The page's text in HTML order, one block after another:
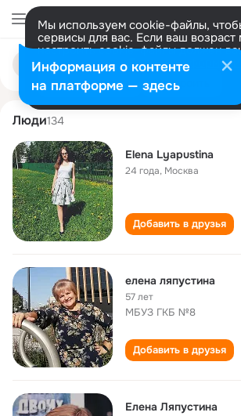
Мы используем cookie-файлы,
сервисы для вас. Если ваш возраст
настроить cookie-файлы должен
представитель. Больше
Разрешить все Настроить
Поиск
людям
elena lyapustina
Люди134
Elena Lyapustina
24 года, Москва
Добавить в друзья
елена ляпустина
57 лет
МБУЗ ГКБ №8
Добавить в друзья
Елена Ляпустина
Информация о контенте
на платформе — здесь